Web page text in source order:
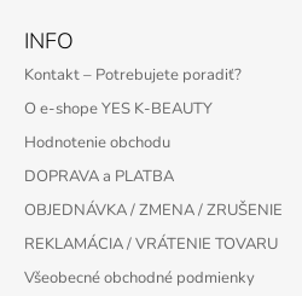
INFO
Kontakt – Potrebujete poradiť?
O e-shope YES K-BEAUTY
Hodnotenie obchodu
DOPRAVA a PLATBA
OBJEDNÁVKA / ZMENA / ZRUŠENIE
REKLAMÁCIA / VRÁTENIE TOVARU
Všeobecné obchodné podmienky